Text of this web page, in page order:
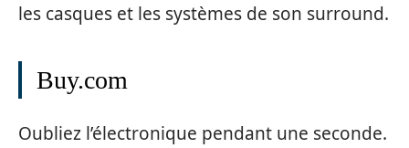
les casques et les systèmes de son surround.
Buy.com
Oubliez l’électronique pendant une seconde.